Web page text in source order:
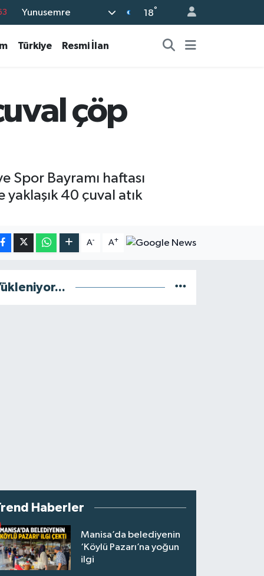
Yunusemre 18°
Türkiye Resmi İlan
çöp
Spor Bayramı haftası
40 çuval atık
A- A+
Haberler
Manisa’da belediyenin
‘Köylü Pazarı’na yoğun
ilgi